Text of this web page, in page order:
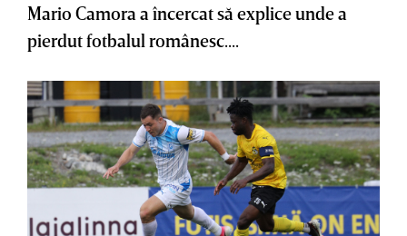
Mario Camora a încercat să explice unde a
pierdut fotbalul românesc....